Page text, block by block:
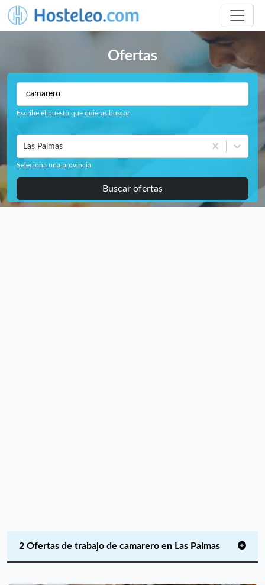
Ofertas
Escribe el puesto que quieras buscar
Las Palmas
Seleciona una provincia
Buscar ofertas
2 Ofertas de trabajo de camarero en Las Palmas